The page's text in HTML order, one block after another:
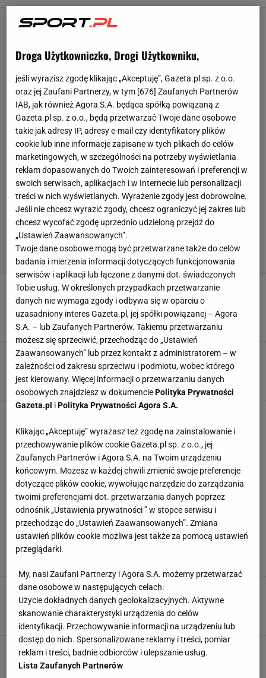
Hiszpanie dostrzegli mankament
Lewandowskiego. Tego mu brakuje. "To jego
cierń"
Hubert Pawlik,14 MARCA 2023, 18:06
Debiut marzeń Klicha! Wystarczyło mu 13
minut. "Co za przywitanie" [WIDEO]
Karolina Jaskulska,26 LUTEGO 2023, 08:40
Strzelił gola z najdalszej odległości w historii.
"Nie świętowałem, mamy umowę" [WIDEO]
Hubert Pawlik,16 GRUDNIA 2022, 16:50
Nowa technologia odebrała gola Cristiano
Ronaldo. Sędzia wyjaśnia, o co chodzi
Błażej Winter,29 LISTOPADA 2022, 06:09
Strzelił gola z własnej połowy, bo nie miał już
siły. Hit [WIDEO]
Leicester gromi rywala. Fenomenalna bomba
Tielemansa [WIDEO]
Kacper Ciuksza,23 PAŹDZIERNIKA 2022, 18:47
Kagawa przypomniał o sobie w najlepszy
możliwy sposób. "Zaskoczył wszystkich"
[WIDEO]
Droga Użytkowniczko, Drogi Użytkowniku,
jeśli wyrazisz zgodę klikając „Akceptuję”, Gazeta.pl sp. z o.o.
oraz jej Zaufani Partnerzy, w tym [676] Zaufanych Partnerów
IAB, jak również Agora S.A. będąca spółką powiązaną z
Gazeta.pl sp. z o.o., będą przetwarzać Twoje dane osobowe
takie jak adresy IP, adresy e-mail czy identyfikatory plików
cookie lub inne informacje zapisane w tych plikach do celów
marketingowych, w szczególności na potrzeby wyświetlania
reklam dopasowanych do Twoich zainteresowań i preferencji w
swoich serwisach, aplikacjach i w Internecie lub personalizacji
treści w nich wyświetlanych. Wyrażenie zgody jest dobrowolne.
Jeśli nie chcesz wyrazić zgody, chcesz ograniczyć jej zakres lub
chcesz wycofać zgodę uprzednio udzieloną przejdź do
„Ustawień Zaawansowanych”.
Twoje dane osobowe mogą być przetwarzane także do celów
badania i mierzenia informacji dotyczących funkcjonowania
serwisów i aplikacji lub łączone z danymi dot. świadczonych
Tobie usług. W określonych przypadkach przetwarzanie
danych nie wymaga zgody i odbywa się w oparciu o
uzasadniony interes Gazeta.pl, jej spółki powiązanej – Agora
S.A. – lub Zaufanych Partnerów. Takiemu przetwarzaniu
możesz się sprzeciwić, przechodząc do „Ustawień
Zaawansowanych” lub przez kontakt z administratorem – w
zależności od zakresu sprzeciwu i podmiotu, wobec którego
jest kierowany. Więcej informacji o przetwarzaniu danych
osobowych znajdziesz w dokumenciePolityka Prywatności
Gazeta.pl iPolityka Prywatności Agora S.A.
Klikając „Akceptuję” wyrażasz też zgodę na zainstalowanie i
przechowywanie plików cookie Gazeta.pl sp. z o.o., jej
Zaufanych Partnerów i Agora S.A. na Twoim urządzeniu
końcowym. Możesz w każdej chwili zmienić swoje preferencje
dotyczące plików cookie, wywołując narzędzie do zarządzania
twoimi preferencjami dot. przetwarzania danych poprzez
odnośnik „Ustawienia prywatności ” w stopce serwisu i
przechodząc do „Ustawień Zaawansowanych”. Zmiana
ustawień plików cookie możliwa jest także za pomocą ustawień
przeglądarki.
My, nasi Zaufani Partnerzy i Agora S.A. możemy przetwarzać
dane osobowe w następujących celach:
Użycie dokładnych danych geolokalizacyjnych. Aktywne
skanowanie charakterystyki urządzenia do celów
identyfikacji. Przechowywanie informacji na urządzeniu lub
dostęp do nich. Spersonalizowane reklamy i treści, pomiar
reklam i treści, badnie odbiorców i ulepszanie usług.
Lista Zaufanych Partnerów